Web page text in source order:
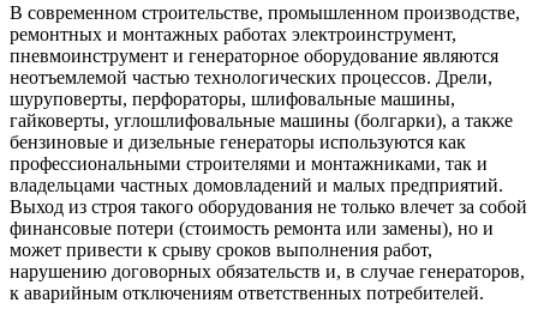
В современном строительстве, промышленном производстве,
ремонтных и монтажных работах электроинструмент,
пневмоинструмент и генераторное оборудование являются
неотъемлемой частью технологических процессов. Дрели,
шуруповерты, перфораторы, шлифовальные машины,
гайковерты, углошлифовальные машины (болгарки), а также
бензиновые и дизельные генераторы используются как
профессиональными строителями и монтажниками, так и
владельцами частных домовладений и малых предприятий.
Выход из строя такого оборудования не только влечет за собой
финансовые потери (стоимость ремонта или замены), но и
может привести к срыву сроков выполнения работ,
нарушению договорных обязательств и, в случае генераторов,
к аварийным отключениям ответственных потребителей.